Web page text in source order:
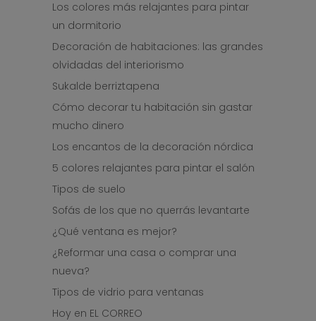
Los colores más relajantes para pintar
un dormitorio
Decoración de habitaciones: las grandes
olvidadas del interiorismo
Sukalde berriztapena
Cómo decorar tu habitación sin gastar
mucho dinero
Los encantos de la decoración nórdica
5 colores relajantes para pintar el salón
Tipos de suelo
Sofás de los que no querrás levantarte
¿Qué ventana es mejor?
¿Reformar una casa o comprar una
nueva?
Tipos de vidrio para ventanas
Hoy en EL CORREO